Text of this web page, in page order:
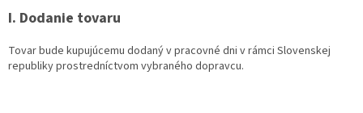
I. Dodanie tovaru
Tovar bude kupujúcemu dodaný v pracovné dni v rámci Slovenskej
republiky prostredníctvom vybraného dopravcu.